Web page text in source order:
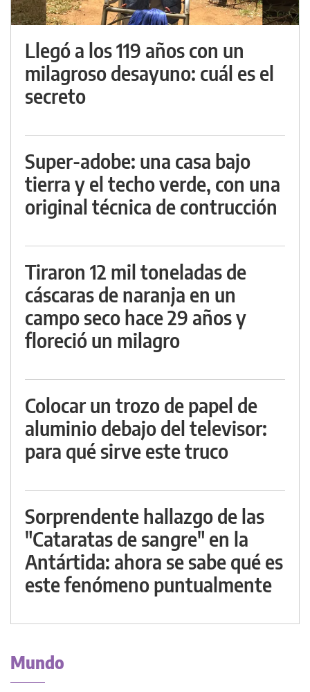
Llegó a los 119 años con un
milagroso desayuno: cuál es el
secreto
Super-adobe: una casa bajo
tierra y el techo verde, con una
original técnica de contrucción
Tiraron 12 mil toneladas de
cáscaras de naranja en un
campo seco hace 29 años y
floreció un milagro
Colocar un trozo de papel de
aluminio debajo del televisor:
para qué sirve este truco
Sorprendente hallazgo de las
"Cataratas de sangre" en la
Antártida: ahora se sabe qué es
este fenómeno puntualmente
Mundo